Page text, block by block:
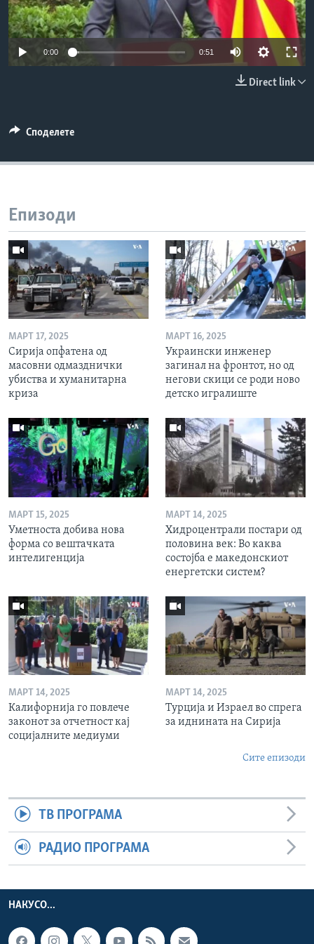
ИНТЕРВЈУА
Јазици
0:00 0:51
Direct link
Споделете
Епизоди
МАРТ 17, 2025
Сирија опфатена од
масовни одмазднички
убиства и хуманитарна
криза
МАРТ 16, 2025
Украински инженер
загинал на фронтот, но од
негови скици се роди ново
детско игралиште
МАРТ 15, 2025
Уметноста добива нова
форма со вештачката
интелигенција
МАРТ 14, 2025
Хидроцентрали постари од
половина век: Во каква
состојба е македонскиот
енергетски систем?
МАРТ 14, 2025
Калифорнија го повлече
законот за отчетност кај
социјалните медиуми
МАРТ 14, 2025
Турција и Израел во спрега
за иднината на Сирија
Сите епизоди
ТВ ПРОГРАМА
РАДИО ПРОГРАМА
НАКУСО...